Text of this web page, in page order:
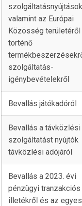
valamint az Európai
Közösség területéről
történő
szolgáltatás-
igénybevételekről
Bevallás játékadóról
Bevallás a távközlési
szolgáltatást nyújtók
távközlési adójáról
Bevallás a 2023. évi
pénzügyi tranzakciós
illetékről és az egyes